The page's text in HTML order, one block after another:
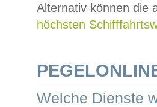
Alternativ können die
höchsten
Welche Dienste